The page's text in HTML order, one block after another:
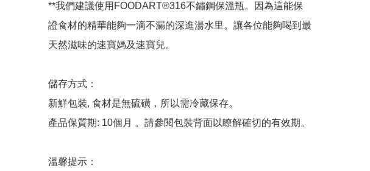
**我們建議使用FOODART®316不鏽鋼保溫瓶。因為這能保
證食材的精華能夠一滴不漏的深進湯水里。讓各位能夠喝到最
天然滋味的速寶媽及速寶兒。
儲存方式：
新鮮包裝, 食材是無硫磺，所以需冷藏保存。
產品保質期: 10個月 。請參閱包裝背面以瞭解確切的有效期。
溫馨提示：